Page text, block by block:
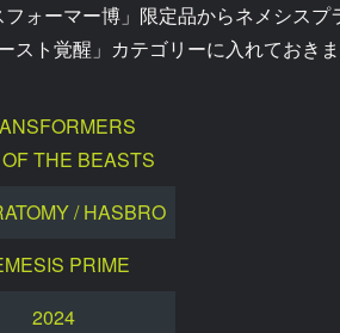
ォーマー博」限定品からネメシスプ
ト覚醒」カテゴリーに入れておきま
THE BEASTS
/ HASBRO
PRIME
2024